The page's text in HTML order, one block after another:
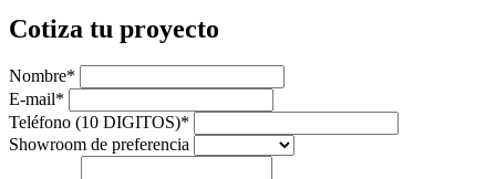
Cotiza tu proyecto
Nombre*
E-mail*
Teléfono (10 DIGITOS)*
Showroom de preferencia